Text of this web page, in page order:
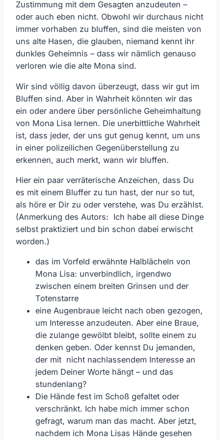
Zustimmung mit dem Gesagten anzudeuten –
oder auch eben nicht. Obwohl wir durchaus nicht
immer vorhaben zu bluffen, sind die meisten von
uns alte Hasen, die glauben, niemand kennt ihr
dunkles Geheimnis – dass wir nämlich genauso
verloren wie die alte Mona sind.
Wir sind völlig davon überzeugt, dass wir gut im
Bluffen sind. Aber in Wahrheit könnten wir das
ein oder andere über persönliche Geheimhaltung
von Mona Lisa lernen. Die unerbittliche Wahrheit
ist, dass jeder, der uns gut genug kennt, um uns
in einer polizeilichen Gegenüberstellung zu
erkennen, auch merkt, wann wir bluffen.
Hier ein paar verräterische Anzeichen, dass Du
es mit einem Bluffer zu tun hast, der nur so tut,
als höre er Dir zu oder verstehe, was Du erzählst.
(Anmerkung des Autors: Ich habe all diese Dinge
selbst praktiziert und bin schon dabei erwischt
worden.)
das im Vorfeld erwähnte Halblächeln von
Mona Lisa: unverbindlich, irgendwo
zwischen einem breiten Grinsen und der
Totenstarre
eine Augenbraue leicht nach oben gezogen,
um Interesse anzudeuten. Aber eine Braue,
die zulange gewölbt bleibt, sollte einem zu
denken geben. Oder kennst Du jemanden,
der mit nicht nachlassendem Interesse an
jedem Deiner Worte hängt – und das
stundenlang?
Die Hände fest im Schoß gefaltet oder
verschränkt. Ich habe mich immer schon
gefragt, warum man das macht. Aber jetzt,
nachdem ich Mona Lisas Hände gesehen